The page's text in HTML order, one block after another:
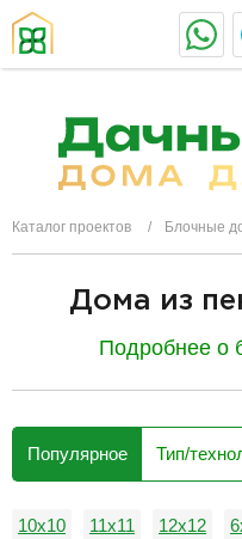
Каталог проектов Блочные
Дома из
Подробнее о
Популярное Тип/
10х10 11х11 12х12